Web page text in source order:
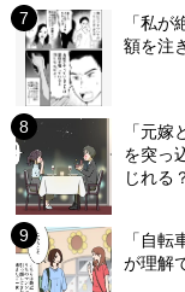
「私
額を注
「元
を突っ
じれる
「自
が理解